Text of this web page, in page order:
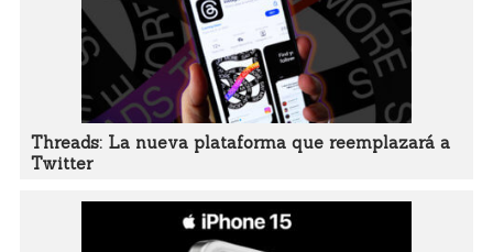
Threads: La nueva plataforma que reemplazará a
Twitter